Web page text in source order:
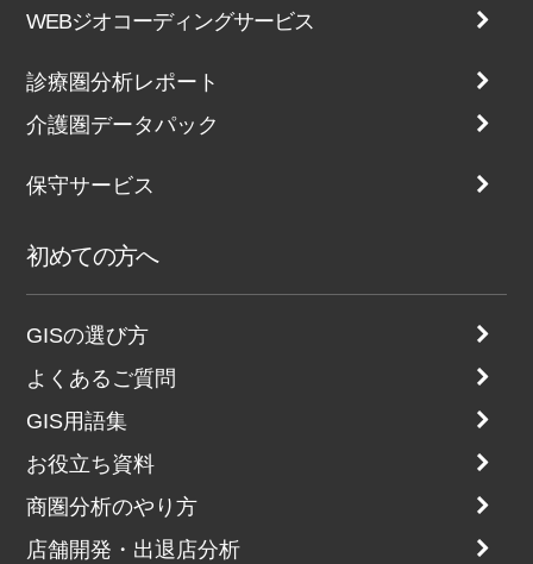
WEBジオコーディングサービス
診療圏分析レポート
介護圏データパック
保守サービス
初めての方へ
GISの選び方
よくあるご質問
GIS用語集
お役立ち資料
商圏分析のやり方
店舗開発・出退店分析